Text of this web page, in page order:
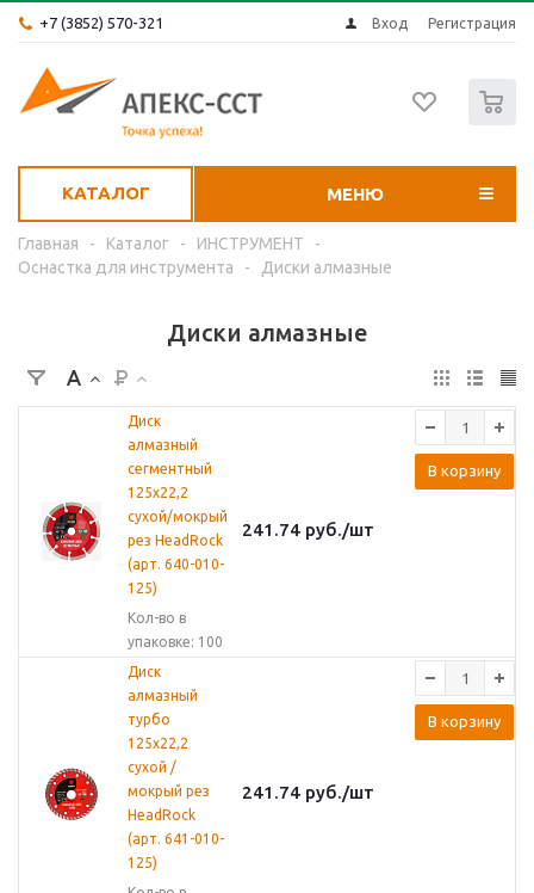
+7 (3852) 570-321 Вход Регистрация
КАТАЛОГ МЕНЮ
Главная - Каталог - ИНСТРУМЕНТ
-
Оснастка для инструмента
- Диски алмазные
Диски алмазные
Диск
алмазный
сегментный
125х22,2
сухой/мокрый
рез HeadRock
(арт. 640-010-
125)
Кол-во в
упаковке: 100
241.74 руб./шт
В корзину
Диск
алмазный
турбо
125х22,2
сухой /
мокрый рез
HeadRock
(арт. 641-010-
125)
241.74 руб./шт
В корзину